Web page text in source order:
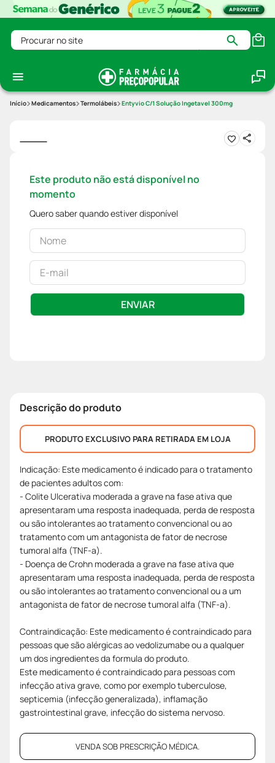
Procurar no site
Medicamentos Termolábeis Entyvio C/1 Solução Ingetavel 300mg
Este produto não está disponível no
momento
Quero saber quando estiver disponível
ENVIAR
Descrição do produto
PRODUTO EXCLUSIVO PARA RETIRADA EM LOJA
Indicação: Este medicamento é indicado para o tratamento
de pacientes adultos com:
- Colite Ulcerativa moderada a grave na fase ativa que
apresentaram uma resposta inadequada, perda de resposta
ou são intolerantes ao tratamento convencional ou ao
tratamento com um antagonista de fator de necrose
tumoral alfa (TNF-a).
- Doença de Crohn moderada a grave na fase ativa que
apresentaram uma resposta inadequada, perda de resposta
ou são intolerantes ao tratamento convencional ou a um
antagonista de fator de necrose tumoral alfa (TNF-a).
Contraindicação: Este medicamento é contraindicado para
pessoas que são alérgicas ao vedolizumabe ou a qualquer
um dos ingredientes da formula do produto.
Este medicamento é contraindicado para pessoas com
infecção ativa grave, como por exemplo tuberculose,
septicemia (infecção generalizada), inflamação
gastrointestinal grave, infecção do sistema nervoso.
VENDA SOB PRESCRIÇÃO MÉDICA.